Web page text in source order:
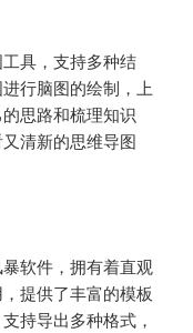
具，支持多种结
行脑图的绘制，上
思路和梳理知识
清新的思维导图
软件，拥有着直观
提供了丰富的模板
持导出多种格式，